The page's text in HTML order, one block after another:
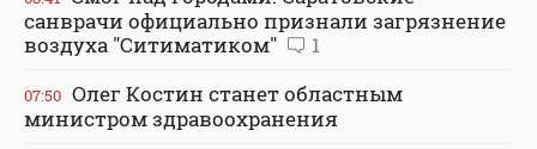
санврачи официально признали загрязнение
воздуха "Ситиматиком"
1
07:50 Олег Костин станет областным
министром здравоохранения